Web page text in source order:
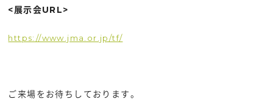
<展示会URL>
https://www.jma.or.jp/tf/
ご来場をお待ちしております。